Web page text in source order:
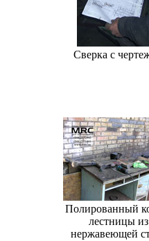
Сверка с
Полированный
лестницы из
нержавеющей